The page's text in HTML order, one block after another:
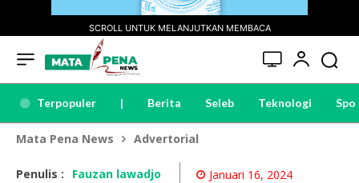
SCROLL UNTUK MELANJUTKAN MEMBACA
Terpopuler | Berita Seleb Teknologi
Mata Pena News Advertorial
Penulis : Fauzan lawadjo Januari 16, 2024